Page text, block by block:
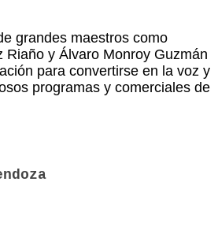
grandes maestros como
Riaño y Álvaro Monroy Guzmán
para convertirse en la voz y
programas y comerciales de